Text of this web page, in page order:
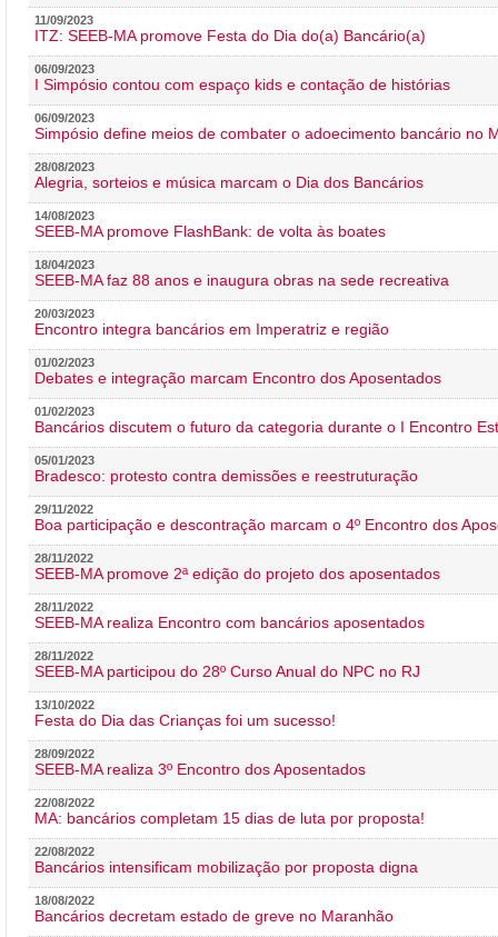
11/09/2023
ITZ: SEEB-MA promove Festa do Dia do(a) Bancário(a)
06/09/2023
I Simpósio contou com espaço kids e contação de histórias
06/09/2023
Simpósio define meios de combater o adoecimento bancário no
28/08/2023
Alegria, sorteios e música marcam o Dia dos Bancários
14/08/2023
SEEB-MA promove FlashBank: de volta às boates
18/04/2023
SEEB-MA faz 88 anos e inaugura obras na sede recreativa
20/03/2023
Encontro integra bancários em Imperatriz e região
01/02/2023
Debates e integração marcam Encontro dos Aposentados
01/02/2023
Bancários discutem o futuro da categoria durante o I Encontro
05/01/2023
Bradesco: protesto contra demissões e reestruturação
29/11/2022
Boa participação e descontração marcam o 4º Encontro dos
28/11/2022
SEEB-MA promove 2ª edição do projeto dos aposentados
28/11/2022
SEEB-MA realiza Encontro com bancários aposentados
28/11/2022
SEEB-MA participou do 28º Curso Anual do NPC no RJ
13/10/2022
Festa do Dia das Crianças foi um sucesso!
28/09/2022
SEEB-MA realiza 3º Encontro dos Aposentados
22/08/2022
MA: bancários completam 15 dias de luta por proposta!
22/08/2022
Bancários intensificam mobilização por proposta digna
18/08/2022
Bancários decretam estado de greve no Maranhão